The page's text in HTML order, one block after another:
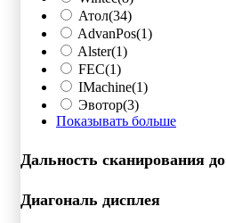
Атол(34)
AdvanPos(1)
Alster(1)
FEC(1)
IMachine(1)
Эвотор(3)
Показывать больше
Дальность сканирования до
Диагональ дисплея